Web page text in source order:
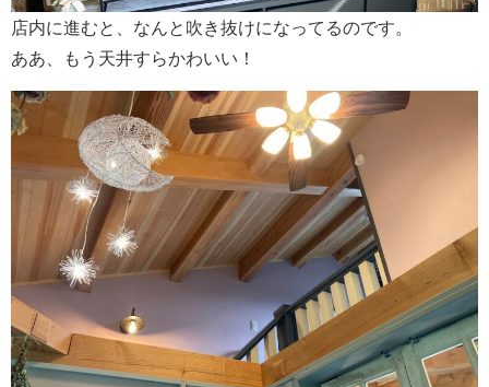
店内に進むと、なんと吹き抜けになってるのです。
ああ、もう天井すらかわいい！